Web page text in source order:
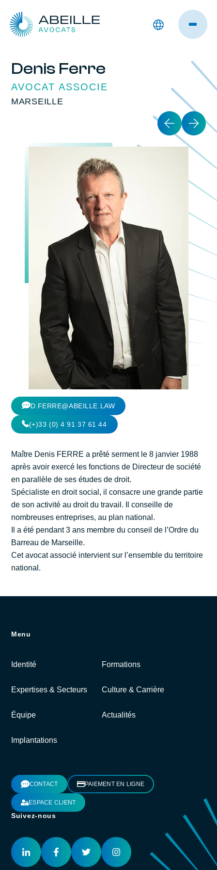
Denis Ferre
AVOCAT ASSOCIE
MARSEILLE
D.FERRE@ABEILLE.LAW
(+)33 (0) 4 91 37 61 44
Maître Denis FERRE a prêté serment le 8 janvier 1988
après avoir exercé les fonctions de Directeur de société
en parallèle de ses études de droit.
Spécialiste en droit social, il consacre une grande partie
de son activité au droit du travail. Il conseille de
nombreuses entreprises, au plan national.
Il a été pendant 3 ans membre du conseil de l’Ordre du
Barreau de Marseille.
Cet avocat associé intervient sur l’ensemble du territoire
national.
Menu
Identité Formations
Expertises & Secteurs Culture & Carrière
Équipe Actualités
Implantations
CONTACT PAIEMENT EN LIGNE
ESPACE CLIENT
Suivez-nous